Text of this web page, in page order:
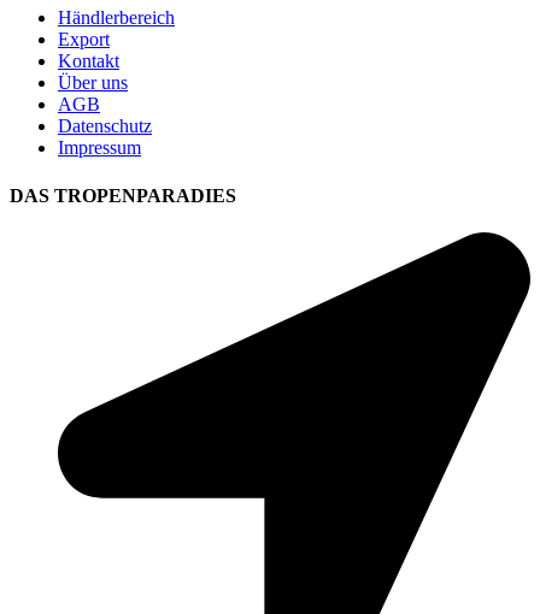
Händlerbereich
Export
Kontakt
Über uns
AGB
Datenschutz
Impressum
DAS TROPENPARADIES